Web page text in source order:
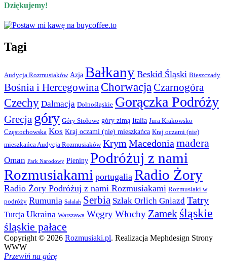
Dziękujemy!
Tagi
Audycja Rozmusiaków Azja Bałkany Beskid Śląski Bieszczady
Bośnia i Hercegowina ChorwacjaCzarnogóra
Czechy Dalmacja Dolnośląskie Gorączka Podróży
Grecja góry Góry Stołowe góry zimą Italia Jura Krakowsko
Częstochowska Kos Kraj oczami (nie) mieszkańca Kraj oczami (nie)
mieszkańca Audycja Rozmusiaków Krym Macedonia madera
Oman Park Narodowy Pieniny Podróżuj z nami
Rozmusiakami portugalia Radio Żory
Radio Żory Podróżuj z nami Rozmusiakami Rozmusiaki w
podróży Rumunia Salalah Serbia Szlak Orlich Gniazd Tatry
Turcja Ukraina Warszawa WęgryWłochy Zamek śląskie
śląskie pałace
Copyright © 2026 Rozmusiaki.pl. Realizacja Mephdesign Strony
WWW
Przewiń na górę